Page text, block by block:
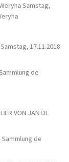
Samstag,
17.11.2018
de
VON JAN DE
de